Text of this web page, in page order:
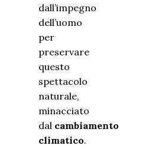
dall’impegno
dell’uomo
per
preservare
questo
spettacolo
naturale,
minacciato
dal cambiamento
climatico.